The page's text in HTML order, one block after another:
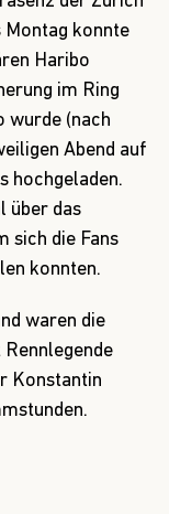
Montag konnte
Haribo
im Ring
wurde (nach
Abend auf
hochgeladen.
über das
sich die Fans
konnten.
waren die
Konstantin